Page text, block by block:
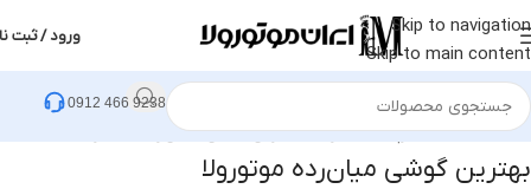
Skip to navigation
Skip to main content
ورود / ثبت
0912 466 9238
خانه محصولات برچسب خورده “بهترین گوشی میان‌رده موتورولا”
بهترین گوشی میان‌رده موتورولا